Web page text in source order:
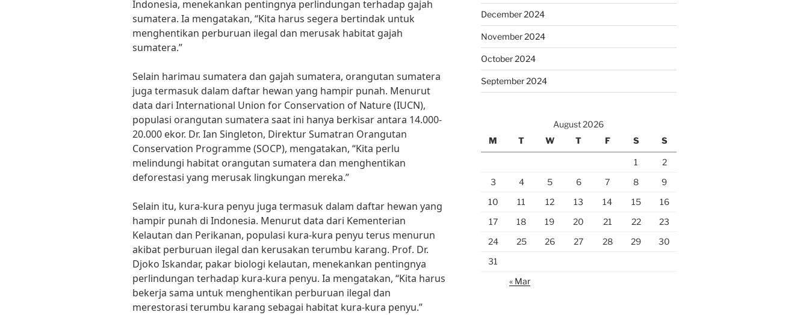
Indonesia, menekankan pentingnya perlindungan terhadap gajah
sumatera. Ia mengatakan, “Kita harus segera bertindak untuk
menghentikan perburuan ilegal dan merusak habitat gajah
sumatera.”
Selain harimau sumatera dan gajah sumatera, orangutan sumatera
juga termasuk dalam daftar hewan yang hampir punah. Menurut
data dari International Union for Conservation of Nature (IUCN),
populasi orangutan sumatera saat ini hanya berkisar antara 14.000-
20.000 ekor. Dr. Ian Singleton, Direktur Sumatran Orangutan
Conservation Programme (SOCP), mengatakan, “Kita perlu
melindungi habitat orangutan sumatera dan menghentikan
deforestasi yang merusak lingkungan mereka.”
Selain itu, kura-kura penyu juga termasuk dalam daftar hewan yang
hampir punah di Indonesia. Menurut data dari Kementerian
Kelautan dan Perikanan, populasi kura-kura penyu terus menurun
akibat perburuan ilegal dan kerusakan terumbu karang. Prof. Dr.
Djoko Iskandar, pakar biologi kelautan, menekankan pentingnya
perlindungan terhadap kura-kura penyu. Ia mengatakan, “Kita harus
bekerja sama untuk menghentikan perburuan ilegal dan
merestorasi terumbu karang sebagai habitat kura-kura penyu.”
December 2024
November 2024
October 2024
September 2024
August 2026
M
T W T F S S
1
2
3
4 5 6 7 8
9
10
11 12 13 14 15
16
17
18 19 20 21 22
23
24
25 26 27 28 29
30
31
« Mar